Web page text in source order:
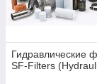
Гидравлические
SF-Filters